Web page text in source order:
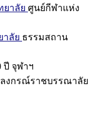
ยาลัย ศูนย์กีฬาแห่ง
าลัย ธรรมสถาน
ปี จุฬาฯ
งกรณ์ราชบรรณาลัย